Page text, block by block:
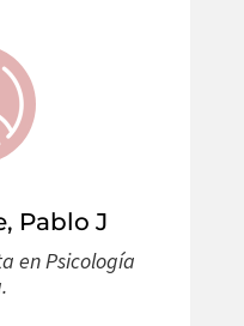
Pablo J
en Psicología